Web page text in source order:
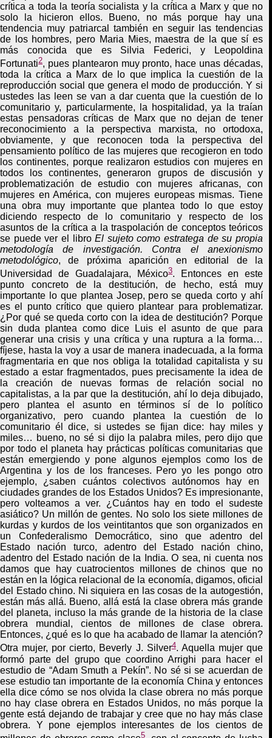
crítica a toda la teoría socialista y la crítica a Marx y que no
solo la hicieron ellos. Bueno, no más porque hay una
tendencia muy patriarcal también en seguir las tendencias
de los hombres, pero Maria Mies, maestra de la que sí es
más conocida que es Silvia Federici, y Leopoldina
Fortunati2, pues plantearon muy pronto, hace unas décadas,
toda la crítica a Marx de lo que implica la cuestión de la
reproducción social que genera el modo de producción. Y si
ustedes las leen se van a dar cuenta que la cuestión de lo
comunitario y, particularmente, la hospitalidad, ya la traían
estas pensadoras críticas de Marx que no dejan de tener
reconocimiento a la perspectiva marxista, no ortodoxa,
obviamente, y que reconocen toda la perspectiva del
pensamiento político de las mujeres que recogieron en todo
los continentes, porque realizaron estudios con mujeres en
todos los continentes, generaron grupos de discusión y
problematización de estudio con mujeres africanas, con
mujeres en América, con mujeres europeas mismas. Tiene
una obra muy importante que plantea todo lo que estoy
diciendo respecto de lo comunitario y respecto de los
asuntos de la crítica a la traspolación de conceptos teóricos
se puede ver el libroEl sujeto como estratega de su propia
metodología de investigación. Contra el anexionismo
metodológico, de próxima aparición en editorial de la
Universidad de Guadalajara, México3. Entonces en este
punto concreto de la destitución, de hecho, está muy
importante lo que plantea Josep, pero se queda corto y ahí
es el punto crítico que quiero plantear para problematizar.
¿Por qué se queda corto con la idea de destitución? Porque
sin duda plantea como dice Luis el asunto de que para
generar una crisis y una crítica y una ruptura a la forma…
fíjese, hasta la voy a usar de manera inadecuada, a la forma
fragmentaria en que nos obliga la totalidad capitalista y su
estado a estar fragmentados, pues precisamente la idea de
la creación de nuevas formas de relación social no
capitalistas, a la par que la destitución, ahí lo deja dibujado,
pero plantea el asunto en términos sí de lo político
organizativo, pero cuando plantea la cuestión de lo
comunitario él dice, si ustedes se fijan dice: hay miles y
miles… bueno, no sé si dijo la palabra miles, pero dijo que
por todo el planeta hay prácticas políticas comunitarias que
están emergiendo y pone algunos ejemplos como los de
Argentina y los de los franceses. Pero yo les pongo otro
ejemplo, ¿saben cuántos colectivos autónomos hay en
ciudades grandes de los Estados Unidos? Es impresionante,
pero volteamos a ver. ¿Cuántos hay en todo el sudeste
asiático? Un millón de gentes. No solo los sietemillones de
kurdas y kurdos de los veintitantos que son organizados en
un Confederalismo Democrático, sino que adentro del
Estado nación turco, adentro del Estado nación chino,
adentro del Estado nación de la India. O sea, ni cuenta nos
damos que haycuatrocientos millones de chinos que no
están en la lógica relacional de la economía, digamos, oficial
del Estado chino. Ni siquiera en las cosas de la autogestión,
están más allá. Bueno, allá está la clase obrera más grande
del planeta, incluso la más grande de la historia de la clase
obrera mundial , cientos de millones de clase obrera.
Entonces, ¿qué es lo que ha acabado de llamar la atención?
Otra mujer, por cierto, Beverly J. Silver4. Aquella mujer que
formó parte del grupo que coordino Arrighi para hacer el
estudio de “Adam Smuth a Pekín”. No sé si se acuerdan de
ese estudio tan importante de la economía China y entonces
ella dice cómo se nos olvida la clase obrera no más porque
no hay clase obrera en Estados Unidos, no más porque la
gente está dejando de trabajar y cree que no hay más clase
obrera. Y pone ejemplos interesantes de los cientos de
5